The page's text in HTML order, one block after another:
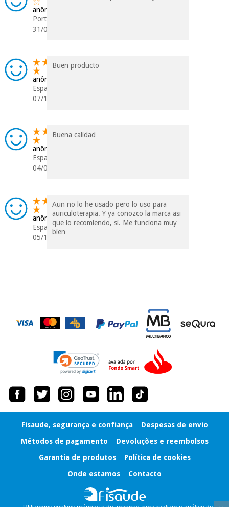
anônimo
Portugal
31/01/2019
anônimo
Espanha
07/11/2018
Buen producto
anônimo
Espanha
04/07/2018
Buena calidad
anônimo
Espanha
05/12/2017
Aun no lo he usado pero lo uso para
auriculoterapia. Y ya conozco la marca asi
que lo recomiendo, si. Me funciona muy
bien
Fisaude, segurança e confiança
Despesas de envio
Métodos de pagamento
Devoluções e reembolsos
Garantia de produtos
Política de cookies
Onde estamos
Contacto